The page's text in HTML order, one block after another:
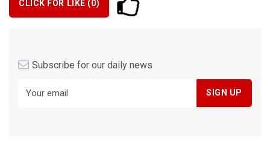
CLICK FOR LIKE (0)
Subscribe for our daily news